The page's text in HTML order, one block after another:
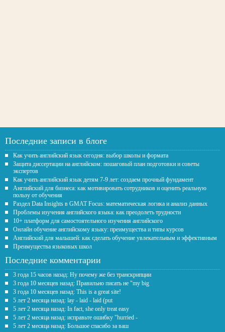
Последние записи в блоге
Как учить английский язык сегодня: выбор школы и формата
Защита диссертации на английском: пошаговый план подготовки и советы
экспертов
Как учить английский язык детям 7-9 лет: создаем прочный фундамент
Английский для бизнеса: как мотивировать сотрудников и оценить реальную
пользу от обучения
Раздел Data Insights в GMAT Focus: математическая логика и анализ данных
Проблемы изучения английского языка: как преодолеть трудности
10+ платформ для самостоятельного изучения английского
Онлайн обучение английскому языку: преимущества и типы курсов
Английский для малышей: как сделать обучение увлекательным и эффективным
Преимущества языковых школ
Последние комментарии
3 года 15 часов назад: Ну почему же без транскрипции
3 года 10 месяцев назад: Правильно писать не "my big
3 года 10 месяцев назад: This is a great site!
5 лет 2 месяца назад: lay - laid - laid (put
5 лет 2 месяца назад: In fact, she only treat easy
5 лет 2 месяца назад: исправьте ошибку "hurried -
5 лет 2 месяца назад: Большое спасибо за ваш